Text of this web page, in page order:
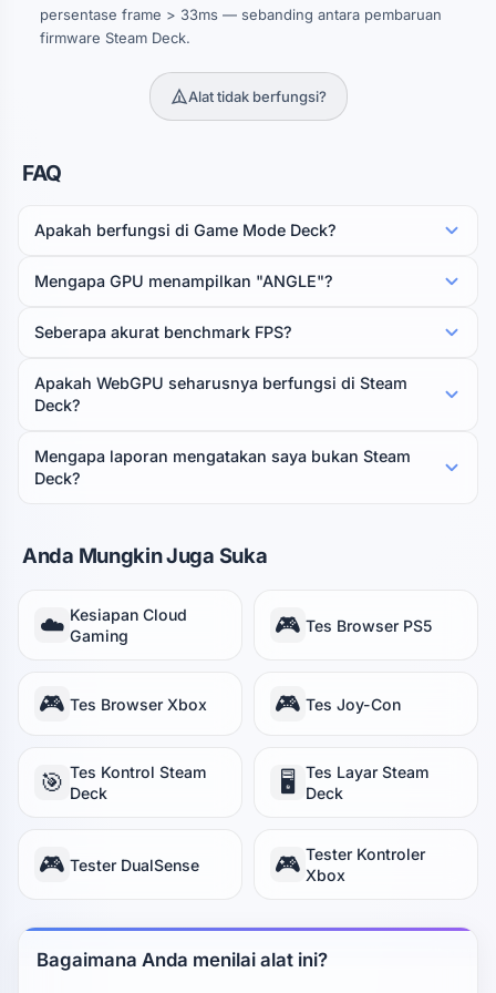
persentase frame > 33ms — sebanding antara pembaruan
firmware Steam Deck.
Alat tidak berfungsi?
FAQ
Apakah berfungsi di Game Mode Deck?
Mengapa GPU menampilkan "ANGLE"?
Seberapa akurat benchmark FPS?
Apakah WebGPU seharusnya berfungsi di Steam
Deck?
Mengapa laporan mengatakan saya bukan Steam
Deck?
Anda Mungkin Juga Suka
☁️ Kesiapan Cloud
Gaming
🎮 Tes Browser PS5
🎮 Tes Browser Xbox 🎮 Tes Joy-Con
🎯 Tes Kontrol Steam
Deck
🖥️
Tes Layar Steam
Deck
🎮 Tester DualSense 🎮 Tester Kontroler
Xbox
Bagaimana Anda menilai alat ini?